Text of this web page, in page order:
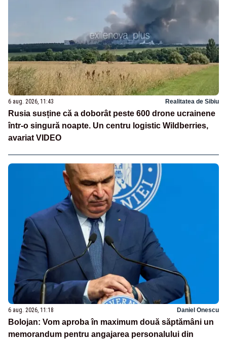
6 aug. 2026, 11:43 Realitatea de Sibiu
Rusia susține că a doborât peste 600 drone ucrainene
într-o singură noapte. Un centru logistic Wildberries,
avariat VIDEO
6 aug. 2026, 11:18 Daniel Onescu
Bolojan: Vom aproba în maximum două săptămâni un
memorandum pentru angajarea personalului din